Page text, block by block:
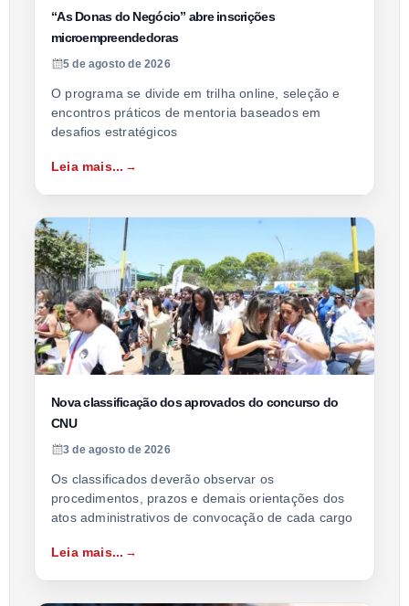
“As Donas do Negócio” abre inscrições
microempreendedoras
5 de agosto de 2026
O programa se divide em trilha online, seleção e
encontros práticos de mentoria baseados em
desafios estratégicos
Leia mais...
Nova classificação dos aprovados do concurso do
CNU
3 de agosto de 2026
Os classificados deverão observar os
procedimentos, prazos e demais orientações dos
atos administrativos de convocação de cada cargo
Leia mais...